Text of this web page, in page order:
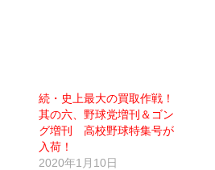
続・史上最大の買取作戦！
其の六、野球党増刊＆ゴン
グ増刊 高校野球特集号が
入荷！
2020年1月10日